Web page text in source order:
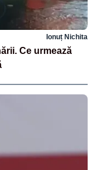
Ionuț Nichita
Ce urmează